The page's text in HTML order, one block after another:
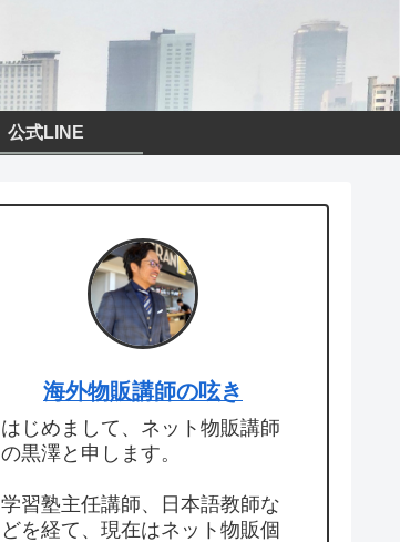
公式LINE
海外物販講師の呟き
はじめまして、ネット物販講師
の黒澤と申します。
学習塾主任講師、日本語教師な
どを経て、現在はネット物販個